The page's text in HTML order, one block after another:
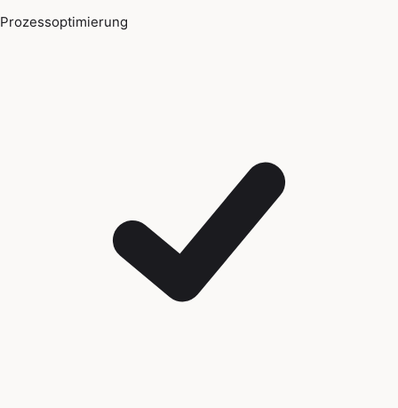
Prozessoptimierung